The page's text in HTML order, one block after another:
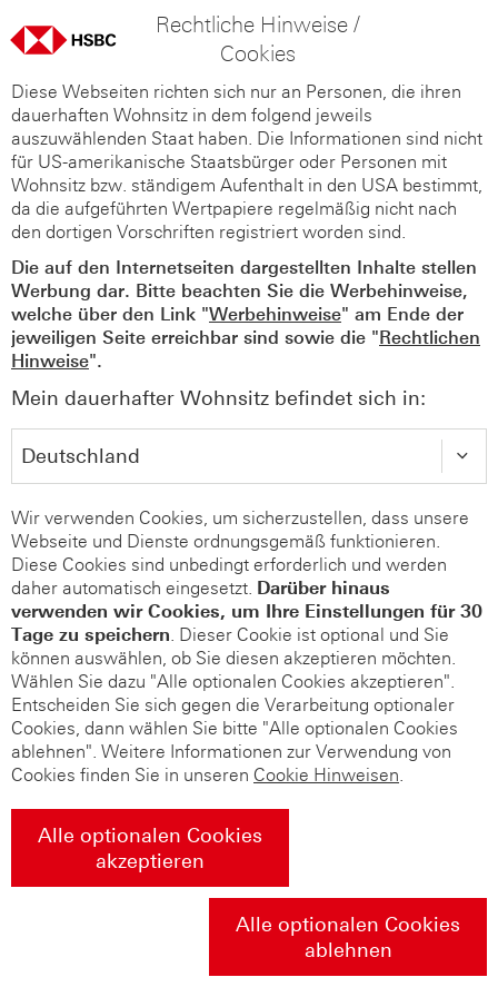
Rechtliche Hinweise /
Cookies
Diese Webseiten richten sich nur an Personen, die ihren
dauerhaften Wohnsitz in dem folgend jeweils
auszuwählenden Staat haben. Die Informationen sind nicht
für US-amerikanische Staatsbürger oder Personen mit
Wohnsitz bzw. ständigem Aufenthalt in den USA bestimmt,
da die aufgeführten Wertpapiere regelmäßig nicht nach
den dortigen Vorschriften registriert worden sind.
Die auf den Internetseiten dargestellten Inhalte stellen
Werbung dar. Bitte beachten Sie die Werbehinweise,
welche über den Link "Werbehinweise" am Ende der
jeweiligen Seite erreichbar sind sowie die "Rechtlichen
Hinweise".
Mein dauerhafter Wohnsitz befindet sich in:
Wir verwenden Cookies, um sicherzustellen, dass unsere
Webseite und Dienste ordnungsgemäß funktionieren.
Diese Cookies sind unbedingt erforderlich und werden
daher automatisch eingesetzt. Darüber hinaus
verwenden wir Cookies, um Ihre Einstellungen für 30
Tage zu speichern. Dieser Cookie ist optional und Sie
können auswählen, ob Sie diesen akzeptieren möchten.
Wählen Sie dazu "Alle optionalen Cookies akzeptieren".
Entscheiden Sie sich gegen die Verarbeitung optionaler
Cookies, dann wählen Sie bitte "Alle optionalen Cookies
ablehnen". Weitere Informationen zur Verwendung von
Cookies finden Sie in unseren Cookie Hinweisen.
Alle optionalen Cookies
akzeptieren
Alle optionalen Cookies
ablehnen